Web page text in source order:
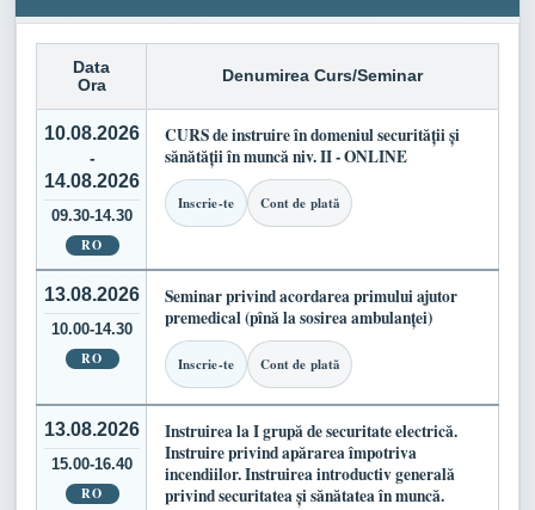
Data
Ora
Denumirea Curs/Seminar
10.08.2026
-
14.08.2026
09.30-14.30
RO
CURS de instruire în domeniul securității și
sănătății în muncă niv. II - ONLINE
Inscrie-te Cont de plată
13.08.2026
10.00-14.30
RO
Seminar privind acordarea primului ajutor
premedical (pînă la sosirea ambulanței)
Inscrie-te Cont de plată
13.08.2026
15.00-16.40
RO
Instruirea la I grupă de securitate electrică.
Instruire privind apărarea împotriva
incendiilor. Instruirea introductiv generală
privind securitatea și sănătatea în muncă.